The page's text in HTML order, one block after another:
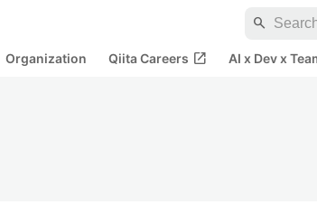
search
Organization Qiita Careers open_in_new AI x Dev x